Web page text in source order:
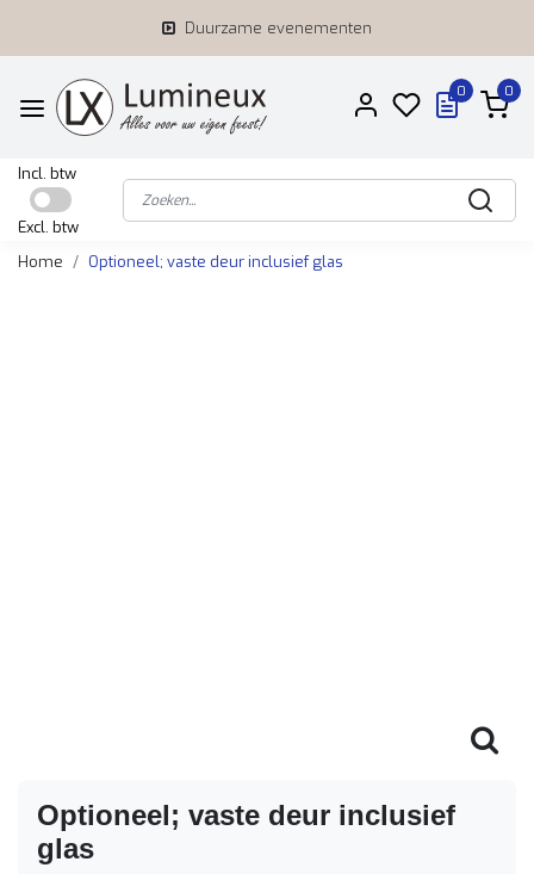
Duurzame evenementen
0 0
Incl. btw
Excl. btw
Home
Optioneel; vaste deur inclusief glas
Optioneel; vaste deur inclusief
glas